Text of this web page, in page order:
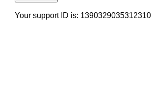
Your support ID is: